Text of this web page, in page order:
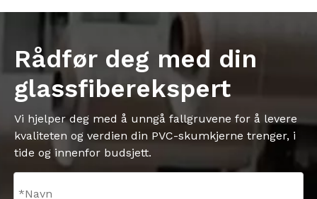
Rådfør deg med din
glassfiberekspert
Vi hjelper deg med å unngå fallgruvene for å levere
kvaliteten og verdien din PVC-skumkjerne trenger, i
tide og innenfor budsjett.